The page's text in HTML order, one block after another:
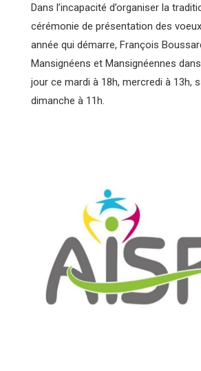
Dans l’incapacité d’organiser la
cérémonie de présentation des
année qui démarre, François
Mansignéens et Mansignéennes
jour ce mardi à 18h, mercredi à 13h,
dimanche à 11h.